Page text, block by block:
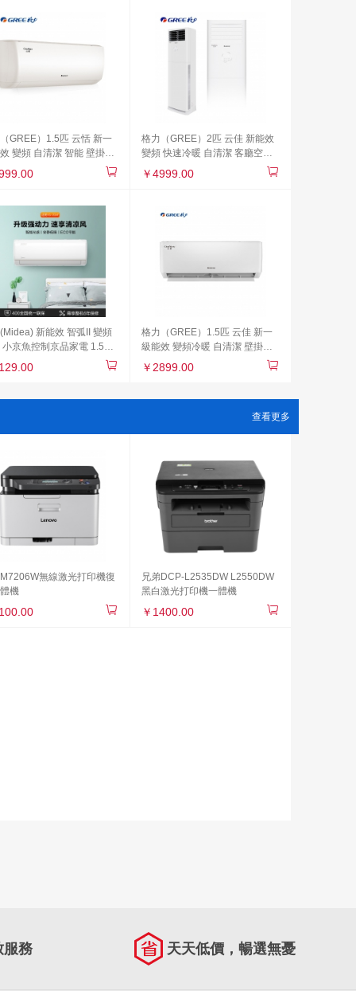
GREE）1.5匹 云恬 新一
變頻 自清潔 智能 壁掛式
機(KFR-35GW/NhAe1BG
格力（GREE）2匹 云佳 新能效
變頻 快速冷暖 自清潔 客廳空調
立式方形柜機(KFR-
￥4999.00
新能效 智弧II 變頻
京魚控制京品家電 1.5匹
臥室智能空調掛機KFR-
N8XJC3
格力（GREE）1.5匹 云佳 新一
級能效 變頻冷暖 自清潔 壁掛式
空調掛機KFR-35GW/NhGc1B
￥2899.00
查看更多
無線激光打印機復
機
兄弟DCP-L2535DW L2550DW
黑白激光打印機一體機
￥1400.00
服務 天天低價，暢選無憂